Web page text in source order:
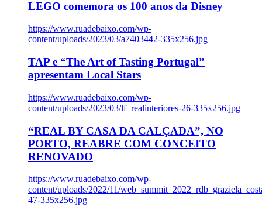
LEGO comemora os 100 anos da Disney
https://www.ruadebaixo.com/wp-
content/uploads/2023/03/a7403442-335x256.jpg
TAP e “The Art of Tasting Portugal”
apresentam Local Stars
https://www.ruadebaixo.com/wp-
content/uploads/2023/03/lf_realinteriores-26-335x256.jpg
“REAL BY CASA DA CALÇADA”, NO
PORTO, REABRE COM CONCEITO
RENOVADO
https://www.ruadebaixo.com/wp-
content/uploads/2022/11/
47-335x256.jpg